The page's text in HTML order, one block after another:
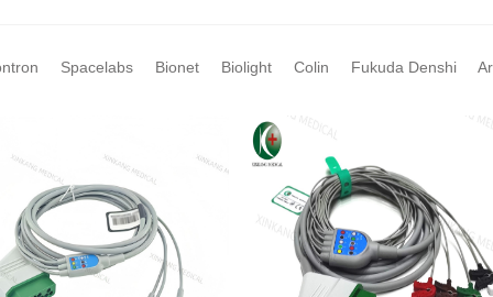
Spacelabs Bionet Biolight Colin Fukuda Denshi